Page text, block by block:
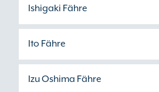
Ishigaki Fähre
Ito Fähre
Izu Oshima Fähre